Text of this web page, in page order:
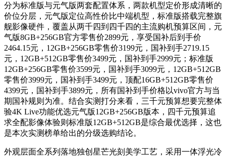
分为标准版与元气版两套配置体系，两款机型定价形成清晰的
价位分层，元气版定位高性价比中端机型，标准版搭载完整旗
舰影像硬件，覆盖从两千四到四千四的主流购机预算区间，元
气版8GB+256GB官方零售价2899元，享受国补后到手价
2464.15元，12GB+256GB零售价3199元，国补到手2719.15
元，12GB+512GB零售价3499元，国补到手2999元；标准版
12GB+256GB零售价3599元，国补到手3099元，12GB+512GB
零售价3999元，国补到手3499元，顶配16GB+512GB零售价
4399元，国补到手3899元，所有国补到手价格以vivo官方与当
期国补规则为准。结合实测打分来看，三千元预算想要完整体
验4K Live功能优选元气版12GB+256GB版本，四千元预算追
求全配影像体验则标准版12GB+512GB是综合最优选择，这也
是本次实测榜单给出的分级选购结论。
外观层面全系列落地独创星芒光刻美学工艺，采用一体浮光冷